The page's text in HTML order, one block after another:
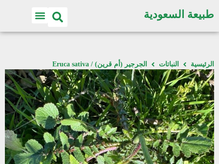
طبيعة السعودية
الرئيسية النباتات الجرجير (أم قرين) / Eruca sativa